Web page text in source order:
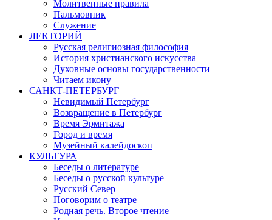
Молитвенные правила
Пальмовник
Служение
ЛЕКТОРИЙ
Русская религиозная философия
История христианского искусства
Духовные основы государственности
Читаем икону
САНКТ-ПЕТЕРБУРГ
Невидимый Петербург
Возвращение в Петербург
Время Эрмитажа
Город и время
Музейный калейдоскоп
КУЛЬТУРА
Беседы о литературе
Беседы о русской культуре
Русский Север
Поговорим о театре
Родная речь. Второе чтение